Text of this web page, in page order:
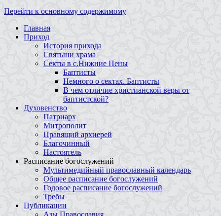
Перейти к основному содержимому
Главная
Приход
История прихода
Святыни храма
Секты в с.Нижние Пены
Баптисты
Немного о сектах. Баптисты
В чем отличие христианской веры от
баптистской?
Духовенство
Патриарх
Митрополит
Правящий архиерей
Благочинный
Настоятель
Расписание богослужений
Мультимедийный православный календарь
Общее расписание богослужений
Годовое расписание богослужений
Требы
Публикации